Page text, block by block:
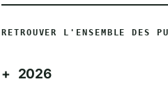
RETROUVER L'ENSEMBLE DES
2026